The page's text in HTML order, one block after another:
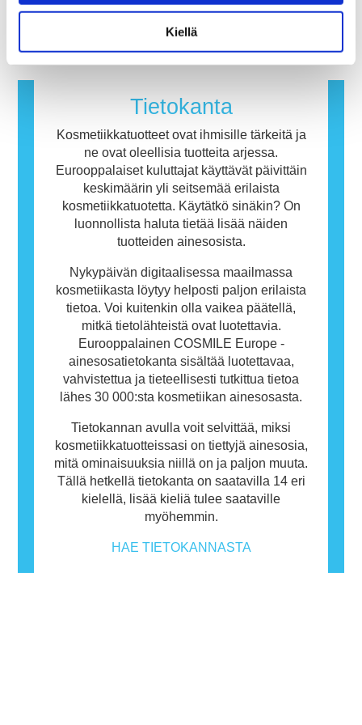
Kiellä
hormonitoimintaa häiritsevät ominaisuudet.
immuunijärjestelmä reagoi aineisiin, jotka ovat
useimmille ihmisille vaarattomia. Allergisen
allergeeniksi. Kosmetiikka- ja
sisältää ainesosia, jotka voivat olla joillekin
ihmisille allergisoivia. Tämä ei kuitenkaan
tarkoita, ettei muiden olisi turvallista käyttää
Lue lisää
Tietokanta
Kosmetiikkatuotteet ovat ihmisille tärkeitä ja
ne ovat oleellisia tuotteita arjessa.
Eurooppalaiset kuluttajat käyttävät päivittäin
keskimäärin yli seitsemää erilaista
kosmetiikkatuotetta. Käytätkö sinäkin? On
luonnollista haluta tietää lisää näiden
tuotteiden ainesosista.
Nykypäivän digitaalisessa maailmassa
kosmetiikasta löytyy helposti paljon erilaista
tietoa. Voi kuitenkin olla vaikea päätellä,
mitkä tietolähteistä ovat luotettavia.
Eurooppalainen COSMILE Europe -
ainesosatietokanta sisältää luotettavaa,
vahvistettua ja tieteellisesti tutkittua tietoa
lähes 30 000:sta kosmetiikan ainesosasta.
Tietokannan avulla voit selvittää, miksi
kosmetiikkatuotteissasi on tiettyjä ainesosia,
mitä ominaisuuksia niillä on ja paljon muuta.
Tällä hetkellä tietokanta on saatavilla 14 eri
kielellä, lisää kieliä tulee saataville
myöhemmin.
HAE TIETOKANNASTA